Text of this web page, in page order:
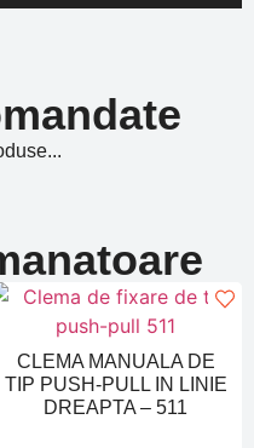
CLEMA MANUALA DE
TIP PUSH-PULL IN LINIE
DREAPTA – 511